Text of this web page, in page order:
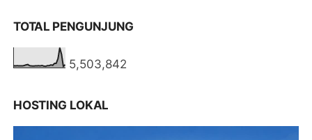
TOTAL PENGUNJUNG
5,503,842
HOSTING LOKAL